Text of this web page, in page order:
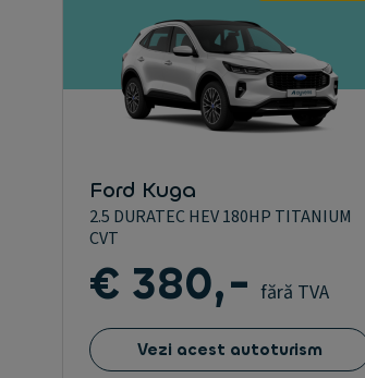
Ford Kuga
2.5 DURATEC HEV 180HP TITANIUM
CVT
€ 380,- fără TVA
Vezi acest autoturism